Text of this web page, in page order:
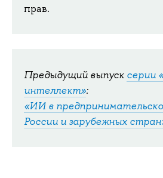
прав.
Предыдущий выпуск серии
интеллект»:
«ИИ в
России и зарубежных